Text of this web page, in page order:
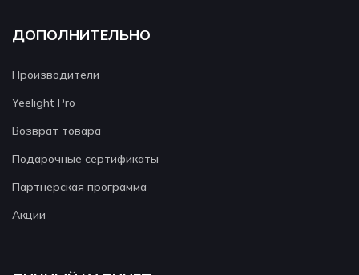
ДОПОЛНИТЕЛЬНО
Производители
Yeelight Pro
Возврат товара
Подарочные сертификаты
Партнерская программа
Акции